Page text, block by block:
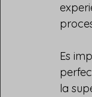
Es
la